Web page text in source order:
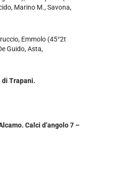
Marino M., Savona,
Emmolo (45°2t
Guido, Asta,
di Trapani.
Calci d’angolo 7 –